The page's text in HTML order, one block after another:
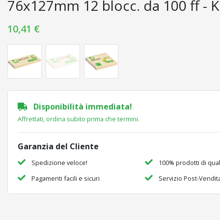
76x127mm 12 blocc. da 100 ff -
10,41 €
Disponibilità immediata!
Affrettati, ordina subito prima che termini.
Garanzia del Cliente
Spedizione veloce!
100% prodotti di
Pagamenti facili e sicuri
Servizio Post-